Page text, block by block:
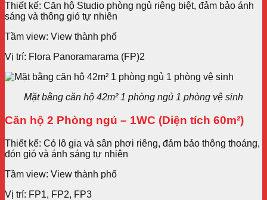
Thiết kế: Căn hộ Studio phòng ngủ riêng biệt, đảm bảo ánh
sáng và thông gió tự nhiên
Tầm view: View thành phố
Vị trí: Flora Panoramarama (FP)2
Mặt bằng căn hộ 42m² 1 phòng ngủ 1 phòng vệ sinh
Căn hộ 2 Phòng ngủ – 1WC (Diện tích 60m²)
Thiết kế: Có lô gia và sân phơi riêng, đảm bảo thông thoáng,
đón gió và ánh sáng tự nhiên
Tầm view: View thành phố
Vị trí: FP1, FP2, FP3